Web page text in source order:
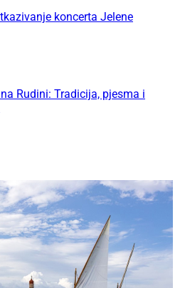
koncerta Jelene
Rudini: Tradicija, pjesma i